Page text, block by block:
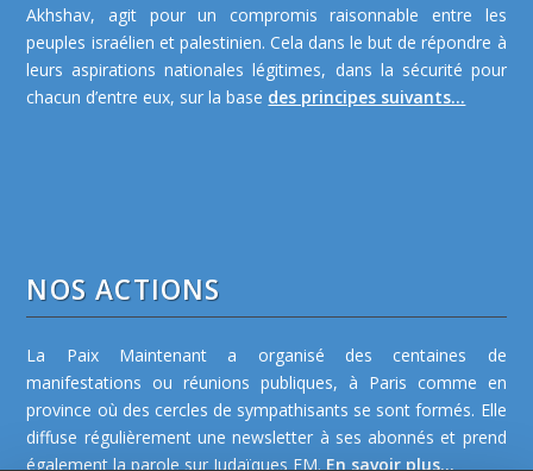
Akhshav, agit pour un compromis raisonnable entre les
peuples israélien et palestinien. Cela dans le but de répondre à
leurs aspirations nationales légitimes, dans la sécurité pour
chacun d’entre eux, sur la base des principes suivants...
NOS ACTIONS
La Paix Maintenant a organisé des centaines de
manifestations ou réunions publiques, à Paris comme en
province où des cercles de sympathisants se sont formés. Elle
diffuse régulièrement une newsletter à ses abonnés et prend
également la parole sur Judaïques FM.En savoir plus...